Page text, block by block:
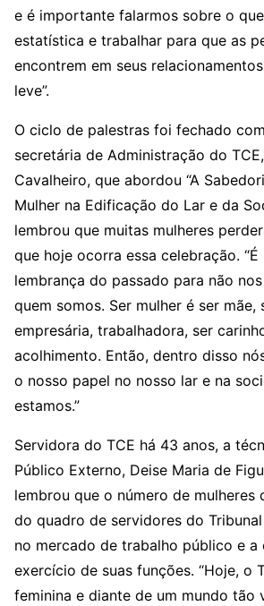
e é importante falarmos sobre o
estatística e trabalhar para que as
encontrem em seus
leve”.
O ciclo de palestras foi fechado
secretária de Administração do
Cavalheiro, que abordou “A
Mulher na Edificação do Lar e da
lembrou que muitas mulheres
que hoje ocorra essa celebração.
lembrança do passado para não
quem somos. Ser mulher é ser mãe,
empresária, trabalhadora, ser
acolhimento. Então, dentro disso
o nosso papel no nosso lar e na
estamos.”
Servidora do TCE há 43 anos, a
Público Externo, Deise Maria de
lembrou que o número de mulheres
do quadro de servidores do
no mercado de trabalho público e a
exercício de suas funções. “Hoje, o
feminina e diante de um mundo tão